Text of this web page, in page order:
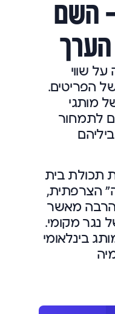
– השם
הערך
שווי
הפריטים.
מותגי
לתמחור
תכולת בית
הצרפתית,
מאשר
נגר מקומי.
בינלאומי